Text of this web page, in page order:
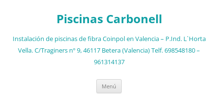
Piscinas Carbonell
Instalación de piscinas de fibra Coinpol en Valencia – P.Ind. L`Horta
Vella. C/Traginers nº 9, 46117 Betera (Valencia) Telf. 698548180 –
961314137
Menú